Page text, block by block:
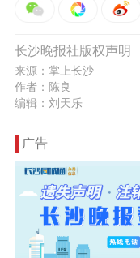
长沙晚报社版权声明
来源：掌上长沙
作者：陈良
编辑：刘天乐
广告